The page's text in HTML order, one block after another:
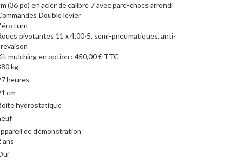
(36 po) en acier de calibre 7 avec pare-chocs arrondi
Double levier
turn
pivotantes 11 x 4.00-5, semi-pneumatiques, anti-
mulching en option : 450,00 € TTC
kg
heures
cm
hydrostatique
de démonstration
ans